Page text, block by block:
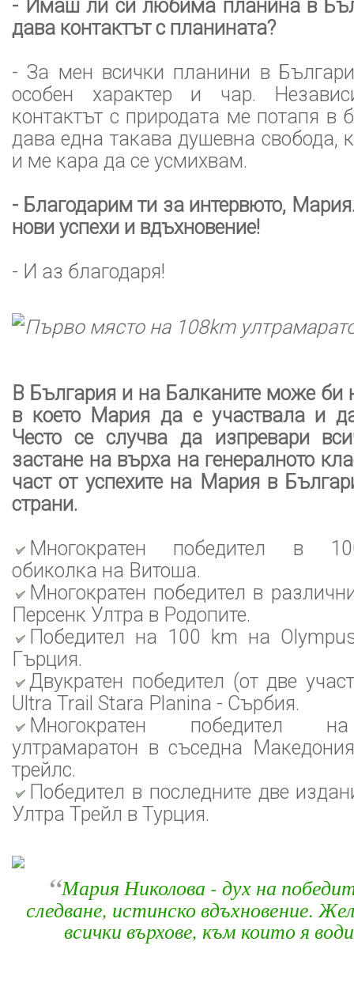
- Имаш ли си любима планина в
дава контактът с планината?
- За мен всички планини в
особен характер и чар.
контактът с природата ме потапя в
дава една такава душевна свобода,
и ме кара да се усмихвам.
- Благодарим ти за интервюто,
нови успехи и вдъхновение!
- И аз благодаря!
Първо място на 108km
В България и на Балканите може би
в което Мария да е участвала и
Често се случва да изпревари
застане на върха на генералното
част от успехите на Мария в
страни.
Многократен победител в
обиколка на Витоша.
Многократен победител в
Персенк Ултра в Родопите.
Победител на 100 km на
Гърция.
Двукратен победител (от две
Ultra Trail Stara Planina - Сърбия.
Многократен победител
ултрамаратон в съседна
трейлс.
Победител в последните две
Ултра Трейл в Турция.
“Мария Николова - дух на
следване, истинско вдъхновение.
всички върхове, към които я